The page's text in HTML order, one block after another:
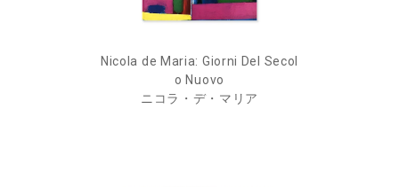
Nicola de Maria: Giorni Del Secol
o Nuovo
ニコラ・デ・マリア